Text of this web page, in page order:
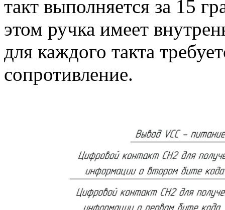
такт выполняется за 15
этом ручка имеет
для каждого такта
сопротивление.